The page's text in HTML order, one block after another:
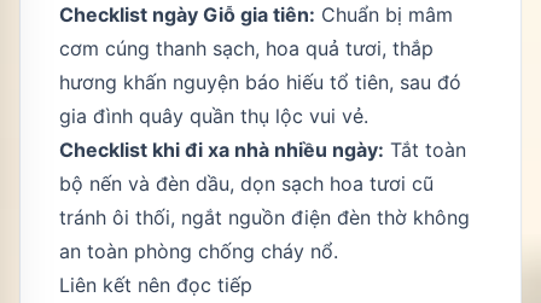
Checklist ngày Giỗ gia tiên: Chuẩn bị mâm
cơm cúng thanh sạch, hoa quả tươi, thắp
hương khấn nguyện báo hiếu tổ tiên, sau đó
gia đình quây quần thụ lộc vui vẻ.
Checklist khi đi xa nhà nhiều ngày: Tắt toàn
bộ nến và đèn dầu, dọn sạch hoa tươi cũ
tránh ôi thối, ngắt nguồn điện đèn thờ không
an toàn phòng chống cháy nổ.
Liên kết nên đọc tiếp